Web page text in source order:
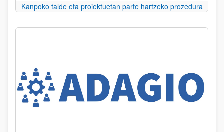
Kanpoko talde eta proiektuetan parte hartzeko prozedura